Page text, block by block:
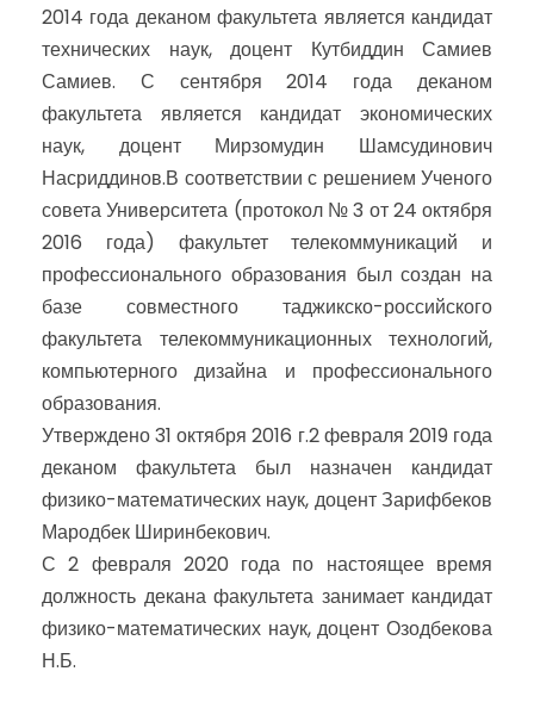
2014 года деканом факультета является кандидат
технических наук, доцент Кутбиддин Самиев
Самиев. С сентября 2014 года деканом
факультета является кандидат экономических
наук, доцент Мирзомудин Шамсудинович
Насриддинов.В соответствии с решением Ученого
совета Университета (протокол № 3 от 24 октября
2016 года) факультет телекоммуникаций и
профессионального образования был создан на
базе совместного таджикско-российского
факультета телекоммуникационных технологий,
компьютерного дизайна и профессионального
образования.
Утверждено 31 октября 2016 г.2 февраля 2019 года
деканом факультета был назначен кандидат
физико-математических наук, доцент Зарифбеков
Мародбек Ширинбекович.
С 2 февраля 2020 года по настоящее время
должность декана факультета занимает кандидат
физико-математических наук, доцент Озодбекова
Н.Б.